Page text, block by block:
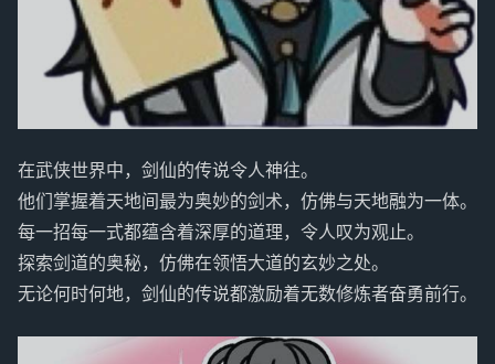
在武侠世界中，剑仙的传说令人神往。
他们掌握着天地间最为奥妙的剑术，仿佛与天地融为一体。
每一招每一式都蕴含着深厚的道理，令人叹为观止。
探索剑道的奥秘，仿佛在领悟大道的玄妙之处。
无论何时何地，剑仙的传说都激励着无数修炼者奋勇前行。